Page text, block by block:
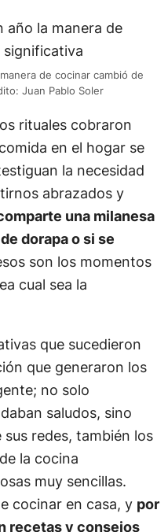
de cocinar cambió de
Juan Pablo Soler
rituales cobraron
en el hogar se
la necesidad
abrazados y
una milanesa
dorapa o si se
son los momentos
cual sea la
que sucedieron
que generaron los
no solo
saludos, sino
redes, también los
la cocina
muy sencillas.
cocinar en casa, y por
recetas y consejos